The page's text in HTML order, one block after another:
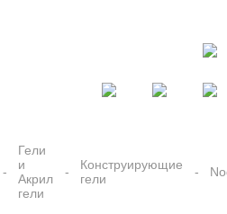
Гели
и
Акрил
гели
Конструирующие
гели